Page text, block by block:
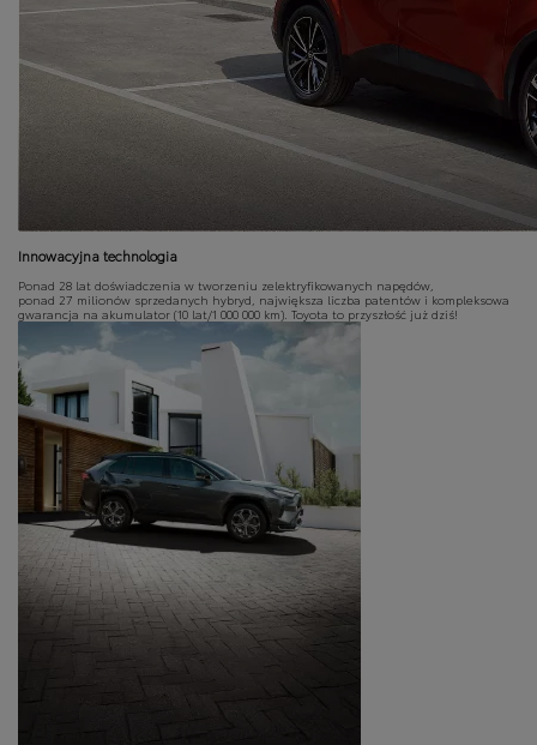
Innowacyjna technologia
Ponad 28 lat doświadczenia w tworzeniu zelektryfikowanych napędów,
ponad 27 milionów sprzedanych hybryd, największa liczba patentów i kompleksowa
gwarancja na akumulator (10 lat/1 000 000 km). Toyota to przyszłość już dziś!